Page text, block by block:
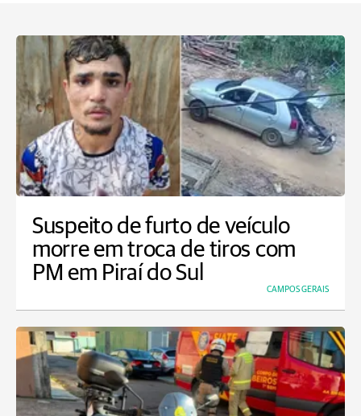
Suspeito de furto de veículo
morre em troca de tiros com
PM em Piraí do Sul
CAMPOS GERAIS